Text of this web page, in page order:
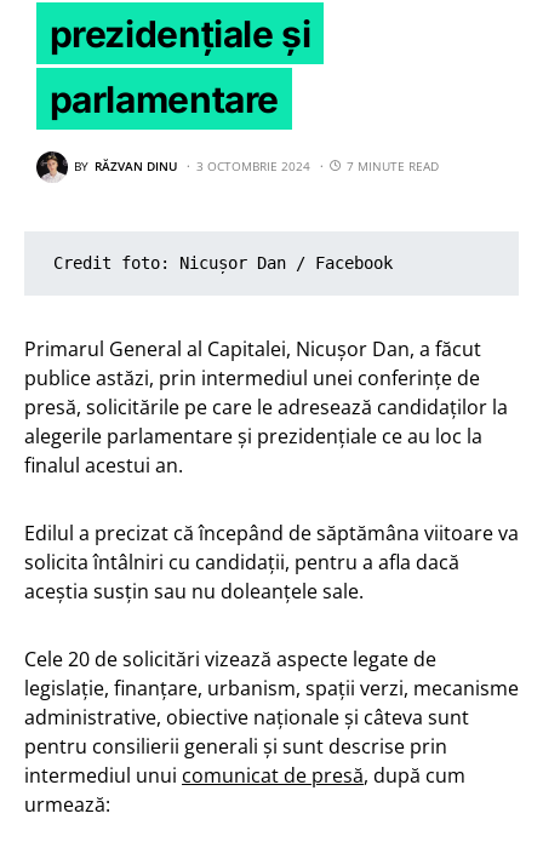
prezidențiale și
parlamentare
BY RĂZVAN DINU 3 OCTOMBRIE 2024 7 MINUTE READ
Credit foto: Nicușor Dan / Facebook
Primarul General al Capitalei, Nicușor Dan, a făcut
publice astăzi, prin intermediul unei conferințe de
presă, solicitările pe care le adresează candidaților la
alegerile parlamentare și prezidențiale ce au loc la
finalul acestui an.
Edilul a precizat că începând de săptămâna viitoare va
solicita întâlniri cu candidații, pentru a afla dacă
aceștia susțin sau nu doleanțele sale.
Cele 20 de solicitări vizează aspecte legate de
legislație, finanţare, urbanism, spaţii verzi, mecanisme
administrative, obiective naţionale și câteva sunt
pentru consilierii generali și sunt descrise prin
intermediul unui comunicat de presă, după cum
urmează: